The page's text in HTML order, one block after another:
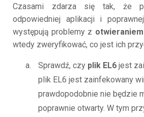
Czasami zdarza się tak, że
odpowiedniej aplikacji i
występują problemy z
wtedy zweryfikować, co jest ich
Sprawdź, czy plik EL6 jest
plik EL6 jest zainfekowany
prawdopodobnie nie będzie
poprawnie otwarty. W tym